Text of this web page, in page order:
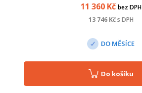
11 360Kč bez DPH
13 746Kč s DPH
DO MĚSÍCE
Do košíku